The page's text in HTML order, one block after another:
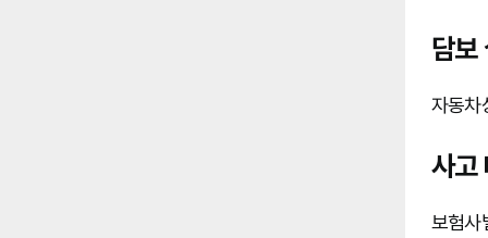
담보
자동차
사고
보험사